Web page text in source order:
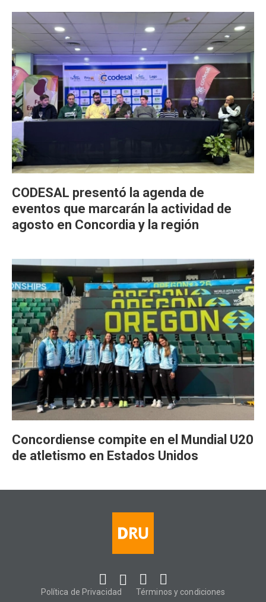
CODESAL presentó la agenda de
eventos que marcarán la actividad de
agosto en Concordia y la región
Concordiense compite en el Mundial U20
de atletismo en Estados Unidos
Política de Privacidad Términos y condiciones